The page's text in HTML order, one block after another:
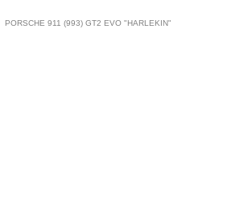
PORSCHE 911 (993) GT2 EVO "HARLEKIN"